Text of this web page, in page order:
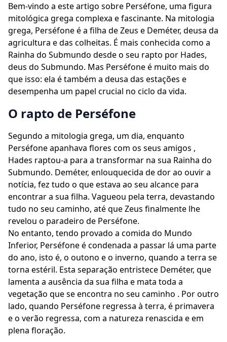
Bem-vindo a este artigo sobre Perséfone, uma figura
mitológica grega complexa e fascinante. Na mitologia
grega, Perséfone é a filha de Zeus e Deméter, deusa da
agricultura e das colheitas. É mais conhecida como a
Rainha do Submundo desde o seu rapto por Hades,
deus do Submundo. Mas Perséfone é muito mais do
que isso: ela é também a deusa das estações e
desempenha um papel crucial no ciclo da vida.
O rapto de Perséfone
Segundo a mitologia grega, um dia, enquanto
Perséfone apanhava flores com os seus amigos ,
Hades raptou-a para a transformar na sua Rainha do
Submundo. Deméter, enlouquecida de dor ao ouvir a
notícia, fez tudo o que estava ao seu alcance para
encontrar a sua filha. Vagueou pela terra, devastando
tudo no seu caminho, até que Zeus finalmente lhe
revelou o paradeiro de Perséfone.
No entanto, tendo provado a comida do Mundo
Inferior, Perséfone é condenada a passar lá uma parte
do ano, isto é, o outono e o inverno, quando a terra se
torna estéril. Esta separação entristece Deméter, que
lamenta a ausência da sua filha e mata toda a
vegetação que se encontra no seu caminho . Por outro
lado, quando Perséfone regressa à terra, é primavera
e o verão regressa, com a natureza renascida e em
plena floração.